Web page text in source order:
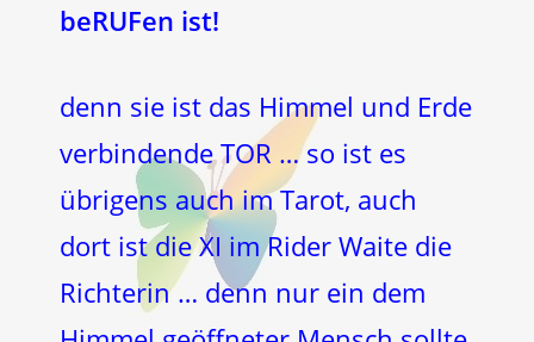
beRUFen ist!
denn sie ist das Himmel und Erde
verbindende TOR … so ist es
übrigens auch im Tarot, auch
dort ist die XI im Rider Waite die
Richterin … denn nur ein dem